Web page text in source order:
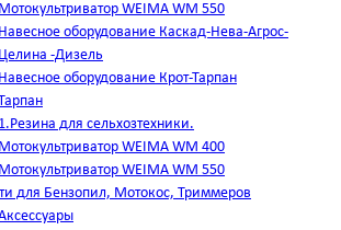
Мотокультриватор WEIMA WM 550
Навесное оборудование Каскад-Нева-Агрос-
Целина -Дизель
Навесное оборудование Крот-Тарпан
1.Резина для сельхозтехники.
Мотокультриватор WEIMA WM 400
Мотокультриватор WEIMA WM 550
для Бензопил, Мотокос, Триммеров